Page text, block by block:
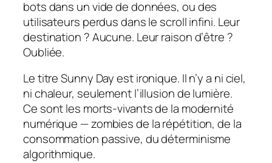
bots dans un vide de données, ou des
utilisateurs perdus dans le scroll infini. Leur
destination ? Aucune. Leur raison d’être ?
Oubliée.
Le titreSunny Dayest ironique. Il n’y a ni ciel,
ni chaleur, seulement l’illusion de lumière.
Ce sont les morts-vivants de la modernité
numérique — zombies de la répétition, de la
consommation passive, du déterminisme
algorithmique.